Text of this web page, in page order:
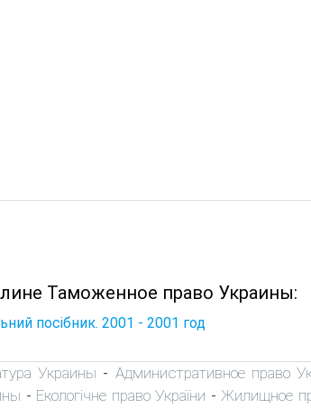
Таможенное право Украины:
посібник. 2001 - 2001 год
Украины - Административное право
- Екологічне право України - Жилищное